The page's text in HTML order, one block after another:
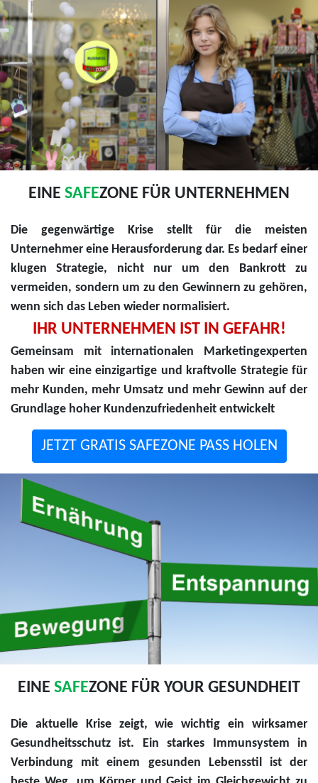
EINE SAFEZONE FÜR UNTERNEHMEN
Die gegenwärtige Krise stellt für die meisten
Unternehmer eine Herausforderung dar. Es bedarf einer
klugen Strategie, nicht nur um den Bankrott zu
vermeiden, sondern um zu den Gewinnern zu gehören,
wenn sich das Leben wieder normalisiert.
IHR UNTERNEHMEN IST IN GEFAHR!
Gemeinsam mit internationalen Marketingexperten
haben wir eine einzigartige und kraftvolle Strategie für
mehr Kunden, mehr Umsatz und mehr Gewinn auf der
Grundlage hoher Kundenzufriedenheit entwickelt
JETZT GRATIS SAFEZONE PASS HOLEN
EINE SAFEZONE FÜR YOUR GESUNDHEIT
Die aktuelle Krise zeigt, wie wichtig ein wirksamer
Gesundheitsschutz ist. Ein starkes Immunsystem in
Verbindung mit einem gesunden Lebensstil ist der